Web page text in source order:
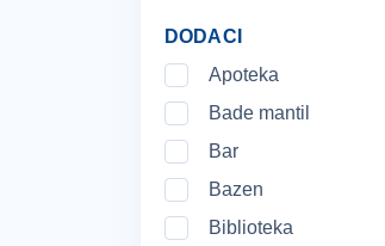
DODACI
Apoteka
Bade mantil
Bar
Bazen
Biblioteka